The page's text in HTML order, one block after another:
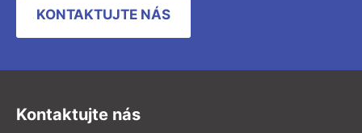
KONTAKTUJTE NÁS
Kontaktujte nás